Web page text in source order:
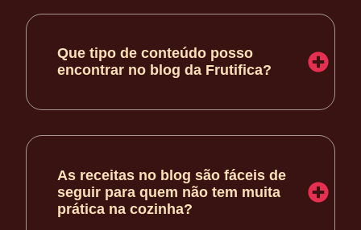
Que tipo de conteúdo posso
encontrar no blog da Frutifica?
As receitas no blog são fáceis de
seguir para quem não tem muita
prática na cozinha?